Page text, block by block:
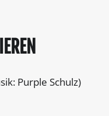
Purple Schulz)